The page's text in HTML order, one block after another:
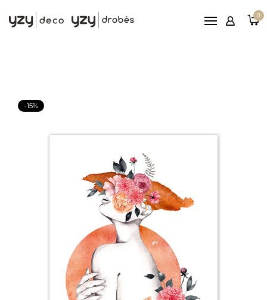
0
Printai
Patarimai
Nemokamaspristatymas nuo 100€
-15%